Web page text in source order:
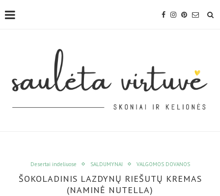
Desertai indeliuose SALDUMYNAI VALGOMOS DOVANOS
ŠOKOLADINIS LAZDYNŲ RIEŠUTŲ KREMAS
(NAMINĖ NUTELLA)